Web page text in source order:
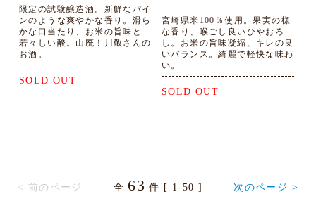
限定の試験醸造酒。新鮮なパイ
ンのような爽やかな香り。滑ら
かな口当たり、お米の旨味と
若々しい酸。山廃！川敬さんの
お酒。
SOLD OUT
宮崎県米100％使用。果実の様
な香り、喉ごし良いひやおろ
し。お米の旨味凝縮、キレの良
いバランス。綺麗で軽快な味わ
い。
SOLD OUT
< 前のページ 次のページ >
全 63 件 [ 1-50 ]